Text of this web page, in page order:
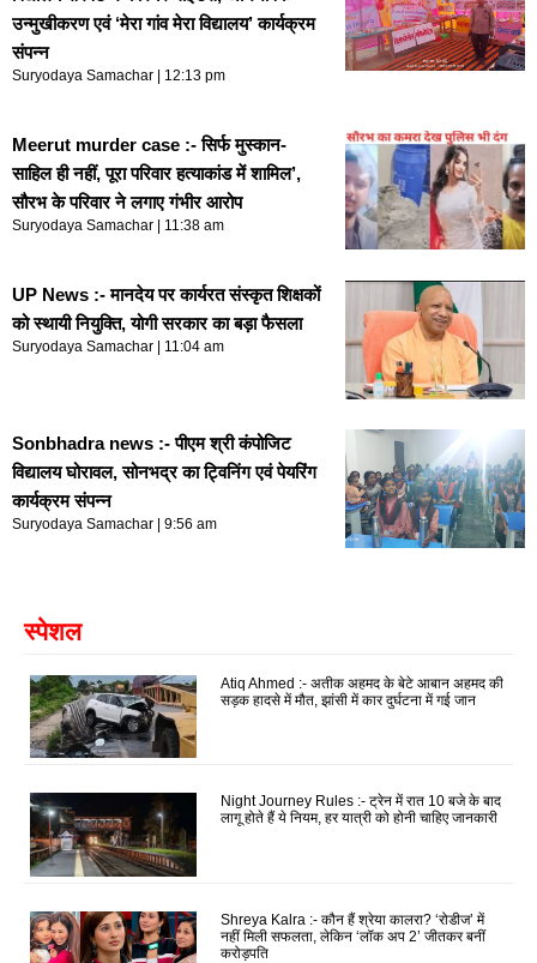
उन्मुखीकरण एवं ‘मेरा गांव मेरा विद्यालय’ कार्यक्रम
संपन्न
Suryodaya Samachar 12:13 pm
Meerut murder case :- सिर्फ मुस्कान-
साहिल ही नहीं, पूरा परिवार हत्याकांड में शामिल’,
सौरभ के परिवार ने लगाए गंभीर आरोप
Suryodaya Samachar 11:38 am
UP News :- मानदेय पर कार्यरत संस्कृत शिक्षकों
को स्थायी नियुक्ति, योगी सरकार का बड़ा फैसला
Suryodaya Samachar 11:04 am
Sonbhadra news :- पीएम श्री कंपोजिट
विद्यालय घोरावल, सोनभद्र का ट्विनिंग एवं पेयरिंग
कार्यक्रम संपन्न
Suryodaya Samachar 9:56 am
स्पेशल
Atiq Ahmed :- अतीक अहमद के बेटे आबान अहमद की
सड़क हादसे में मौत, झांसी में कार दुर्घटना में गई जान
Night Journey Rules :- ट्रेन में रात 10 बजे के बाद
लागू होते हैं ये नियम, हर यात्री को होनी चाहिए जानकारी
Shreya Kalra :- कौन हैं श्रेया कालरा? ‘रोडीज’ में
नहीं मिली सफलता, लेकिन ‘लॉक अप 2’ जीतकर बनीं
करोड़पति